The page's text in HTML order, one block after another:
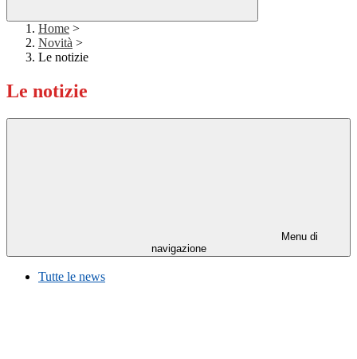
Home >
Novità >
Le notizie
Le notizie
Menu di
navigazione
Tutte le news